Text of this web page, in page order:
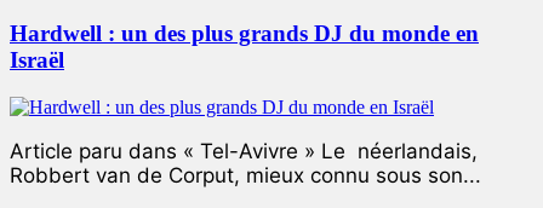
Hardwell : un des plus grands DJ du monde en
Israël
Article paru dans « Tel-Avivre » Le néerlandais,
Robbert van de Corput, mieux connu sous son...